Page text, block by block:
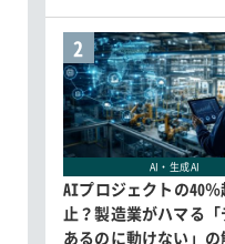
2
AI・生成AI
AIプロジェクトの40％
止？製造業がハマる
あるのに動けない」の